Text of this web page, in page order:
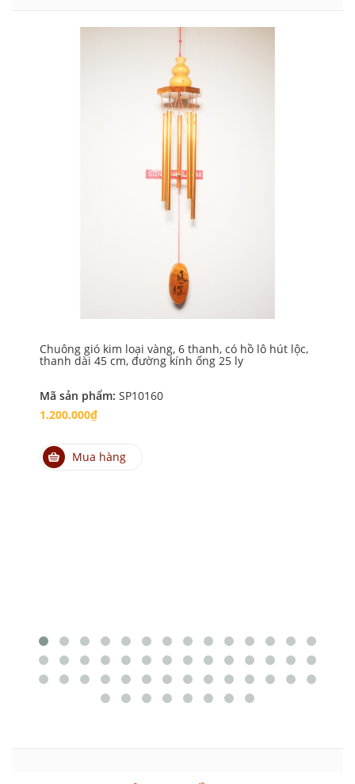
Chuông gió kim loại vàng, 6 thanh, có hồ lô hút lộc,
thanh dài 45 cm, đường kính ống 25 ly
Mã sản phẩm: SP10160
1.200.000₫
Mua hàng